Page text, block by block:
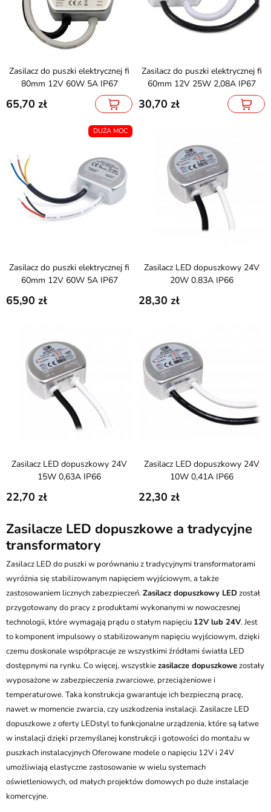
Zasilacz do puszki elektrycznej fi
80mm 12V 60W 5A IP67
65,70
Zasilacz do puszki elektrycznej fi
60mm 12V 25W 2,08A IP67
30,70
DUŻA MOC
Zasilacz do puszki elektrycznej fi
60mm 12V 60W 5A IP67
65,90
Zasilacz LED dopuszkowy 24V
20W 0.83A IP66
28,30
Zasilacz LED dopuszkowy 24V
15W 0,63A IP66
22,70
Zasilacz LED dopuszkowy 24V
10W 0,41A IP66
22,30
Zasilacze LED dopuszkowe a tradycyjne
transformatory
Zasilacz LED do puszki w porównaniu z tradycyjnymi transformatorami
wyróżnia się stabilizowanym napięciem wyjściowym, a także
zastosowaniem licznych zabezpieczeń.Zasilacz dopuszkowy LEDzostał
przygotowany do pracy z produktami wykonanymi w nowoczesnej
technologii, które wymagają prądu o stałym napięciu 12V lub 24V. Jest
to komponent impulsowy o stabilizowanym napięciu wyjściowym, dzięki
czemu doskonale współpracuje ze wszystkimi źródłami światła LED
dostępnymi na rynku. Co więcej, wszystkiezasilacze dopuszkowezostały
wyposażone w zabezpieczenia zwarciowe, przeciążeniowe i
temperaturowe. Taka konstrukcja gwarantuje ich bezpieczną pracę,
nawet w momencie zwarcia, czy uszkodzenia instalacji. Zasilacze LED
dopuszkowe z oferty LEDstyl to funkcjonalne urządzenia, które są łatwe
w instalacji dzięki przemyślanej konstrukcji i gotowości do montażu w
puszkach instalacyjnych Oferowane modele o napięciu 12V i 24V
umożliwiają elastyczne zastosowanie w wielu systemach
oświetleniowych, od małych projektów domowych po duże instalacje
komercyjne.